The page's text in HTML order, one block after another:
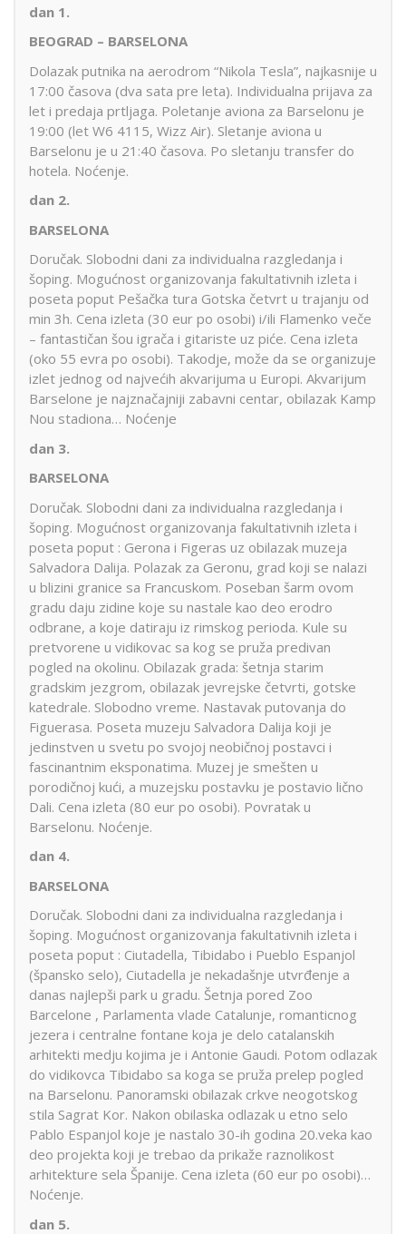
dan 1.
BEOGRAD – BARSELONA
Dolazak putnika na aerodrom “Nikola Tesla”, najkasnije u
17:00 časova (dva sata pre leta). Individualna prijava za
let i predaja prtljaga. Poletanje aviona za Barselonu je
19:00 (let W6 4115, Wizz Air). Sletanje aviona u
Barselonu je u 21:40 časova. Po sletanju transfer do
hotela. Noćenje.
dan 2.
BARSELONA
Doručak. Slobodni dani za individualna razgledanja i
šoping. Mogućnost organizovanja fakultativnih izleta i
poseta poput Pešačka tura Gotska četvrt u trajanju od
min 3h. Cena izleta (30 eur po osobi) i/ili Flamenko veče
– fantastičan šou igrača i gitariste uz piće. Cena izleta
(oko 55 evra po osobi). Takodje, može da se organizuje
izlet jednog od najvećih akvarijuma u Europi. Akvarijum
Barselone je najznačajniji zabavni centar, obilazak Kamp
Nou stadiona… Noćenje
dan 3.
BARSELONA
Doručak. Slobodni dani za individualna razgledanja i
šoping. Mogućnost organizovanja fakultativnih izleta i
poseta poput : Gerona i Figeras uz obilazak muzeja
Salvadora Dalija. Polazak za Geronu, grad koji se nalazi
u blizini granice sa Francuskom. Poseban šarm ovom
gradu daju zidine koje su nastale kao deo erodro
odbrane, a koje datiraju iz rimskog perioda. Kule su
pretvorene u vidikovac sa kog se pruža predivan
pogled na okolinu. Obilazak grada: šetnja starim
gradskim jezgrom, obilazak jevrejske četvrti, gotske
katedrale. Slobodno vreme. Nastavak putovanja do
Figuerasa. Poseta muzeju Salvadora Dalija koji je
jedinstven u svetu po svojoj neobičnoj postavci i
fascinantnim eksponatima. Muzej je smešten u
porodičnoj kući, a muzejsku postavku je postavio lično
Dali. Cena izleta (80 eur po osobi). Povratak u
Barselonu. Noćenje.
dan 4.
BARSELONA
Doručak. Slobodni dani za individualna razgledanja i
šoping. Mogućnost organizovanja fakultativnih izleta i
poseta poput : Ciutadella, Tibidabo i Pueblo Espanjol
(špansko selo), Ciutadella je nekadašnje utvrđenje a
danas najlepši park u gradu. Šetnja pored Zoo
Barcelone , Parlamenta vlade Catalunje, romanticnog
jezera i centralne fontane koja je delo catalanskih
arhitekti medju kojima je i Antonie Gaudi. Potom odlazak
do vidikovca Tibidabo sa koga se pruža prelep pogled
na Barselonu. Panoramski obilazak crkve neogotskog
stila Sagrat Kor. Nakon obilaska odlazak u etno selo
Pablo Espanjol koje je nastalo 30-ih godina 20.veka kao
deo projekta koji je trebao da prikaže raznolikost
arhitekture sela Španije. Cena izleta (60 eur po osobi)…
Noćenje.
dan 5.